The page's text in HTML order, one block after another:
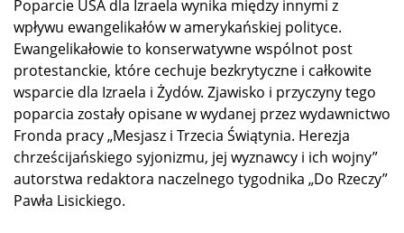
Poparcie USA dla Izraela wynika między innymi z
wpływu ewangelikałów w amerykańskiej polityce.
Ewangelikałowie to konserwatywne wspólnot post
protestanckie, które cechuje bezkrytyczne i całkowite
wsparcie dla Izraela i Żydów. Zjawisko i przyczyny tego
poparcia zostały opisane w wydanej przez wydawnictwo
Fronda pracy „Mesjasz i Trzecia Świątynia. Herezja
chrześcijańskiego syjonizmu, jej wyznawcy i ich wojny”
autorstwa redaktora naczelnego tygodnika „Do Rzeczy”
Pawła Lisickiego.